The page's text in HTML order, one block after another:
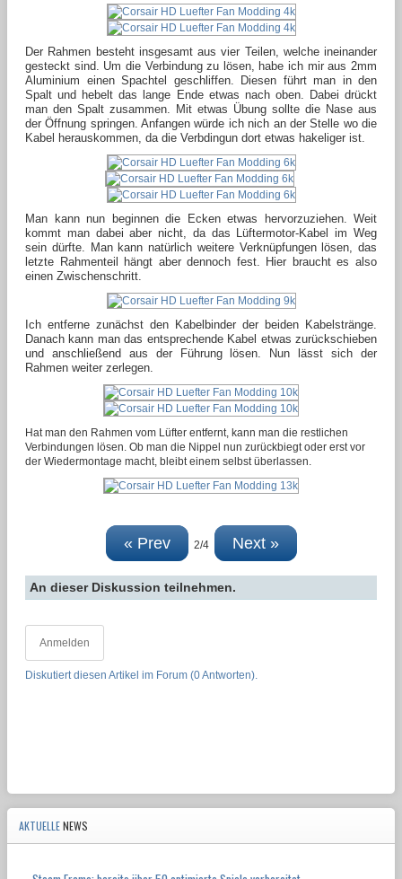
Der Rahmen besteht insgesamt aus vier Teilen, welche ineinander
gesteckt sind. Um die Verbindung zu lösen, habe ich mir aus 2mm
Aluminium einen Spachtel geschliffen. Diesen führt man in den
Spalt und hebelt das lange Ende etwas nach oben. Dabei drückt
man den Spalt zusammen. Mit etwas Übung sollte die Nase aus
der Öffnung springen. Anfangen würde ich nich an der Stelle wo die
Kabel herauskommen, da die Verbdingun dort etwas hakeliger ist.
Man kann nun beginnen die Ecken etwas hervorzuziehen. Weit
kommt man dabei aber nicht, da das Lüftermotor-Kabel im Weg
sein dürfte. Man kann natürlich weitere Verknüpfungen lösen, das
letzte Rahmenteil hängt aber dennoch fest. Hier braucht es also
einen Zwischenschritt.
Ich entferne zunächst den Kabelbinder der beiden Kabelstränge.
Danach kann man das entsprechende Kabel etwas zurückschieben
und anschließend aus der Führung lösen. Nun lässt sich der
Rahmen weiter zerlegen.
Hat man den Rahmen vom Lüfter entfernt, kann man die restlichen
Verbindungen lösen. Ob man die Nippel nun zurückbiegt oder erst vor
der Wiedermontage macht, bleibt einem selbst überlassen.
« Prev 2/4 Next »
An dieser Diskussion teilnehmen.
Anmelden
Diskutiert diesen Artikel im Forum (0 Antworten).
AKTUELLENEWS